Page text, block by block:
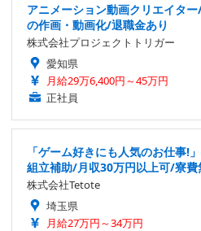
アニメーション動画クリエイタ
の作画・動画化/退職金あり
株式会社プロジェクトトリガー
愛知県
月給29万6,400円～45万円
正社員
「ゲーム好きにも人気のお仕事!
組立補助/月収30万円以上可/寮
株式会社Tetote
埼玉県
月給27万円～34万円